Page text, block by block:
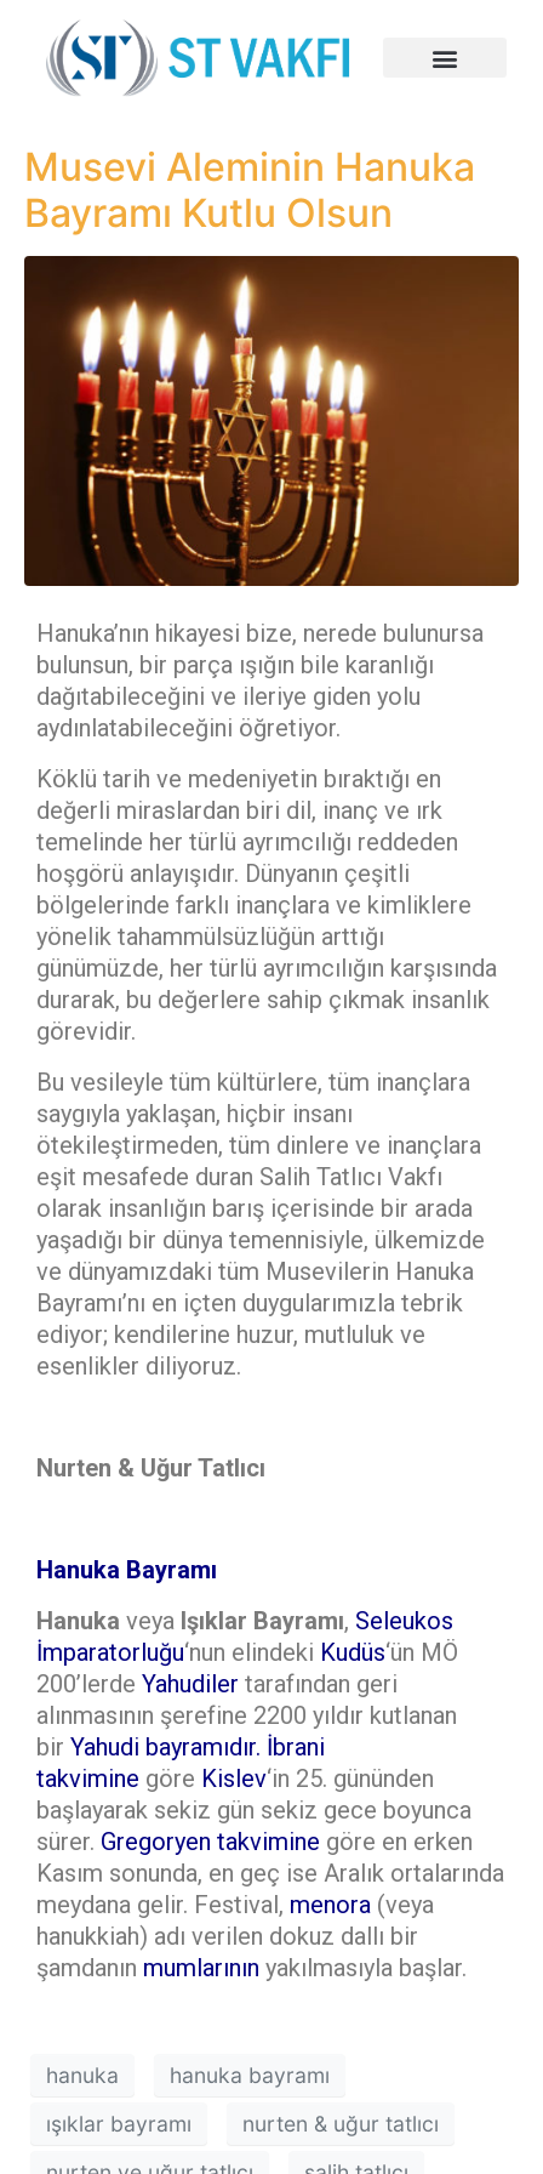
Musevi Aleminin Hanuka
Bayramı Kutlu Olsun
Hanuka’nın hikayesi bize, nerede bulunursa
bulunsun, bir parça ışığın bile karanlığı
dağıtabileceğini ve ileriye giden yolu
aydınlatabileceğini öğretiyor.
Köklü tarih ve medeniyetin bıraktığı en
değerli miraslardan biri dil, inanç ve ırk
temelinde her türlü ayrımcılığı reddeden
hoşgörü anlayışıdır. Dünyanın çeşitli
bölgelerinde farklı inançlara ve kimliklere
yönelik tahammülsüzlüğün arttığı
günümüzde, her türlü ayrımcılığın karşısında
durarak, bu değerlere sahip çıkmak insanlık
görevidir.
Bu vesileyle tüm kültürlere, tüm inançlara
saygıyla yaklaşan, hiçbir insanı
ötekileştirmeden, tüm dinlere ve inançlara
eşit mesafede duran Salih Tatlıcı Vakfı
olarak insanlığın barış içerisinde bir arada
yaşadığı bir dünya temennisiyle, ülkemizde
ve dünyamızdaki tüm Musevilerin Hanuka
Bayramı’nı en içten duygularımızla tebrik
ediyor; kendilerine huzur, mutluluk ve
esenlikler diliyoruz.
Nurten & Uğur Tatlıcı
Hanuka Bayramı
Hanuka veya Işıklar Bayramı, Seleukos
İmparatorluğu‘nun elindeki Kudüs‘ün MÖ
200’lerde Yahudiler tarafından geri
alınmasının şerefine 2200 yıldır kutlanan
bir Yahudi bayramıdır. İbrani
takvimine göre Kislev‘in 25. gününden
başlayarak sekiz gün sekiz gece boyunca
sürer. Gregoryen takvimine göre en erken
Kasım sonunda, en geç ise Aralık ortalarında
meydana gelir. Festival, menora (veya
hanukkiah) adı verilen dokuz dallı bir
şamdanın mumlarının yakılmasıyla başlar.
hanuka
hanuka bayramı
ışıklar bayramı
nurten & uğur tatlıcı